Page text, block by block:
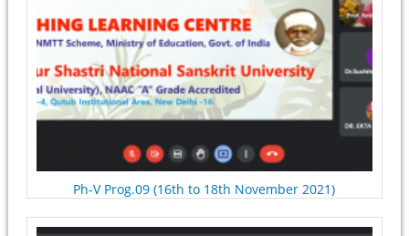
Ph-V Prog.09 (16th to 18th November 2021)